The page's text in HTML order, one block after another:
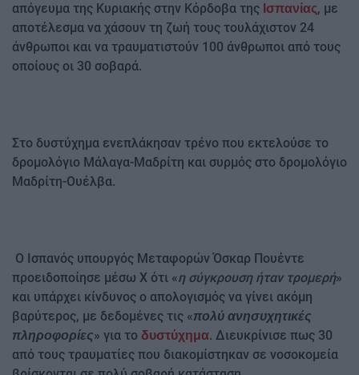
απόγευμα της Κυριακής στην Κόρδοβα της Ισπανίας, με
αποτέλεσμα να χάσουν τη ζωή τους τουλάχιστον 24
άνθρωποι και να τραυματιστούν 100 άνθρωποι από τους
οποίους οι 30 σοβαρά.
Στο δυστύχημα ενεπλάκησαν τρένο που εκτελούσε το
δρομολόγιο Μάλαγα-Μαδρίτη και συρμός στο δρομολόγιο
Μαδρίτη-Ουέλβα.
Ο Ισπανός υπουργός Μεταφορών Όσκαρ Πουέντε
προειδοποίησε μέσω X ότι «η σύγκρουση ήταν τρομερή»
και υπάρχει κίνδυνος ο απολογισμός να γίνει ακόμη
βαρύτερος, με δεδομένες τις «πολύ ανησυχητικές
πληροφορίες» για το δυστύχημα. Διευκρίνισε πως 30
από τους τραυματίες που διακομίστηκαν σε νοσοκομεία